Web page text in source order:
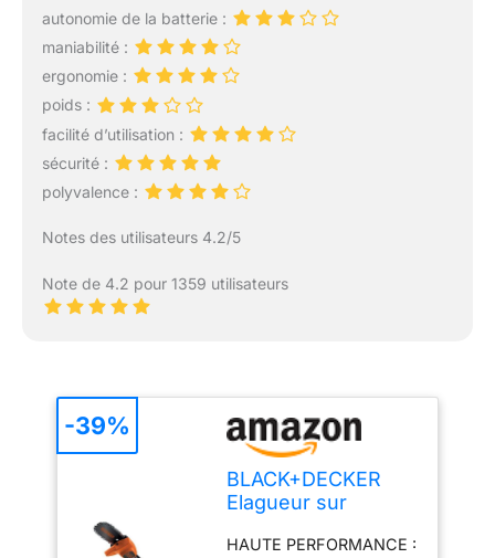
autonomie de la batterie :
maniabilité :
ergonomie :
poids :
facilité d’utilisation :
sécurité :
polyvalence :
Notes des utilisateurs 4.2/5
Note de 4.2 pour 1359 utilisateurs
BLACK+DECKER
Elagueur sur
V - Coupe-
HAUTE PERFORMANCE :
-39%